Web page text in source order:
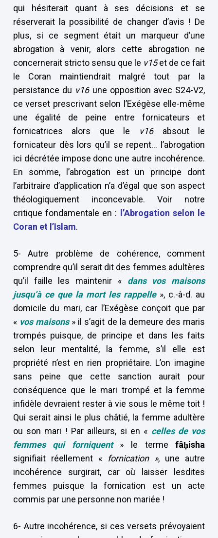
qui hésiterait quant à ses décisions et se
réserverait la possibilité de changer d’avis ! De
plus, si ce segment était un marqueur d’une
abrogation à venir, alors cette abrogation ne
concernerait stricto sensu que le v15et de ce fait
le Coran maintiendrait malgré tout par la
persistance du v16une opposition avec S24-V2,
ce verset prescrivant selon l’Exégèse elle-même
une égalité de peine entre fornicateurs et
fornicatrices alors que le v16absout le
fornicateur dès lors qu’il se repent… l’abrogation
ici décrétée impose donc une autre incohérence.
En somme, l’abrogation est un principe dont
l’arbitraire d’application n’a d’égal que son aspect
théologiquement inconcevable. Voir notre
critique fondamentale en :
l’Abrogation selon le
Coran et l’Islam.
5- Autre problème de cohérence, comment
comprendre qu’il serait dit des femmes adultères
qu’il faille les maintenir « dans vos maisons
jusqu’à ce que la mort les rappelle», c.-à-d. au
domicile du mari, car l’Exégèse conçoit que par
« vos maisons» il s’agit de la demeure des maris
trompés puisque, de principe et dans les faits
selon leur mentalité, la femme, s’il elle est
propriété n’est en rien propriétaire. L’on imagine
sans peine que cette sanction aurait pour
conséquence que le mari trompé et la femme
infidèle devraient rester à vie sous le même toit !
Qui serait ainsi le plus châtié, la femme adultère
ou son mari ! Par ailleurs, si en « celles de vos
femmes qui forniquent» le termefâḥisha
signifiait réellement « fornication », une autre
incohérence surgirait, car où laisser lesdites
femmes puisque la fornication est un acte
commis par une personne non mariée !
6- Autre incohérence, si ces versets prévoyaient